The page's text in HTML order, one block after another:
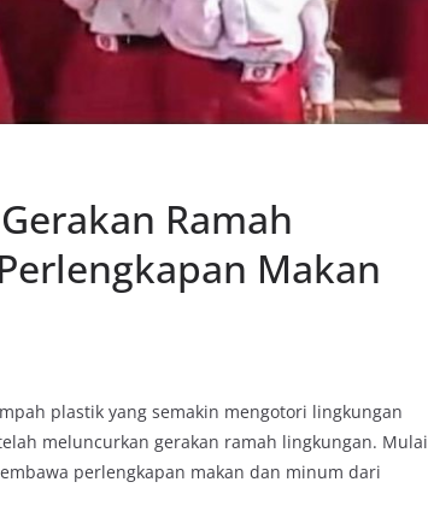
Ramah
Makan
plastik yang semakin mengotori lingkungan
meluncurkan gerakan ramah lingkungan. Mulai
perlengkapan makan dan minum dari